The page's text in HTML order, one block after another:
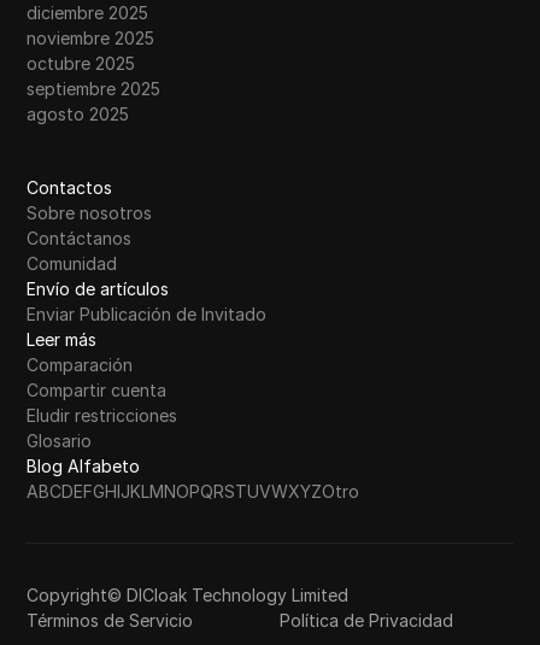
diciembre 2025
noviembre 2025
octubre 2025
septiembre 2025
agosto 2025
Contactos
Sobre nosotros
Contáctanos
Comunidad
Envío de artículos
Enviar Publicación de Invitado
Leer más
Comparación
Compartir cuenta
Eludir restricciones
Glosario
Blog Alfabeto
ABCDEFGHIJKLMNOPQRSTUVWXYZOtro
Copyright© DICloak Technology Limited
Términos de Servicio
Política de Privacidad